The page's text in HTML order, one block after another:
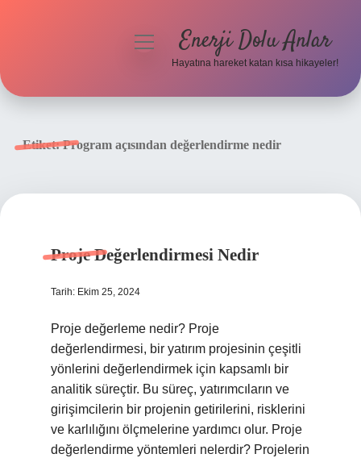
menüyüEnerji Dolu Anlar
Hayatına hareket katan kısa hikayeler!
Etiket:Program açısından değerlendirme nedir
Proje Değerlendirmesi Nedir
Tarih: Ekim 25, 2024
Proje değerleme nedir? Proje
değerlendirmesi, bir yatırım projesinin çeşitli
yönlerini değerlendirmek için kapsamlı bir
analitik süreçtir. Bu süreç, yatırımcıların ve
girişimcilerin bir projenin getirilerini, risklerini
ve karlılığını ölçmelerine yardımcı olur. Proje
değerlendirme yöntemleri nelerdir? Projelerin